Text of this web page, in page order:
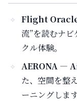
Flight
流”を読むナ
クル体験。
AERONA —
た、空間を整
ーニングします